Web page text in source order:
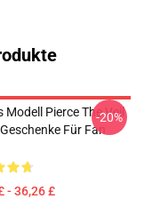
Modell Pierce The Veil
Für Fan
- 36,26 £
-20%